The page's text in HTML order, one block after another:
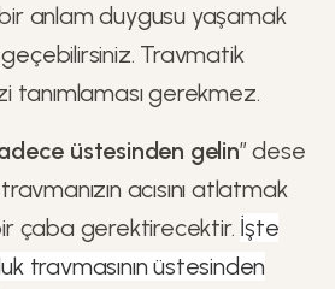
anlam duygusu yaşamak
Travmatik
tanımlaması gerekmez.
üstesinden gelin” dese
acısını atlatmak
çaba gerektirecektir. İşte
travmasının üstesinden